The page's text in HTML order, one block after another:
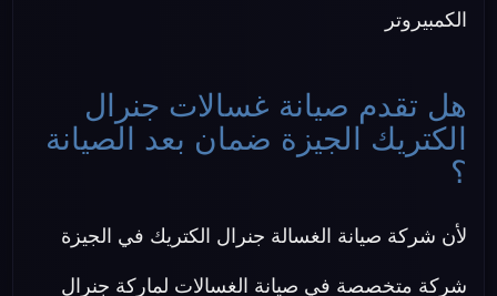
الكمبيروتر
هل تقدم صيانة غسالات جنرال
الكتريك الجيزة ضمان بعد الصيانة
؟
لأن شركة صيانة الغسالة جنرال الكتريك في الجيزة
شركة متخصصة في صيانة الغسالات لماركة جنرال